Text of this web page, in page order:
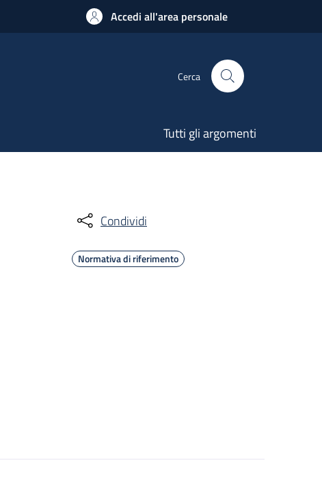
Accedi all'area personale
Cerca
Tutti gli argomenti
Condividi
Normativa di riferimento